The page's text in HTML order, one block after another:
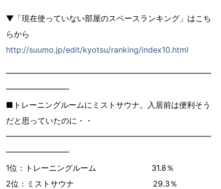
▼「現在使っていない部屋のスペースランキング」はこち
らから
http://suumo.jp/edit/kyotsu/ranking/index10.html
━━━━━━━━━━━━━━━━━━━━━━━━━━
━━━━━━━━
■トレーニングルームにミストサウナ。入居前は便利そう
だと思っていたのに・・
━━━━━━━━━━━━━━━━━━━━━━━━━━
━━━━━━━━
1位：トレーニングルーム 31.8％
2位：ミストサウナ 29.3％